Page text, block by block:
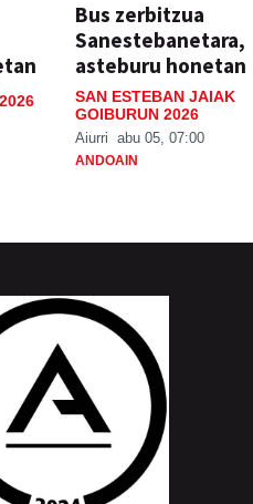
Bus zerbitzua
Sanestebanetara,
asteburu honetan
SAN ESTEBAN JAIAK
GOIBURUN 2026
Aiurri abu 05, 07:00
ANDOAIN